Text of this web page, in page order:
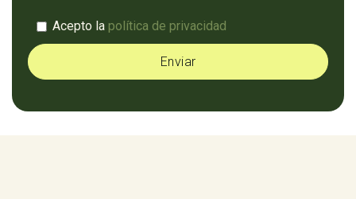
Acepto la política de privacidad